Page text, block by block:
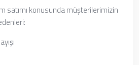
satımı konusunda müşterilerimizin